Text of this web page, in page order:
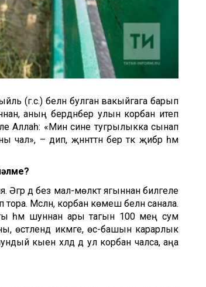
(г.с.) белән булган вакыйгага барып
аның бердәнбер улын корбан итеп
Аллаһ: «Мин сине тугрылыкка сынап
– дип, җәннәттән бер тәкә җибәрә һәм
Әгәр дә без мал-мөлкәт ягыннан билгеле
Мәсәлән, корбан көмеш белән санала.
һәм шуннан ары тагын 100 мең сум
өстәлендә икмәге, өс-башын карарлык
кыен хәлдә дә ул корбан чалса, аңа